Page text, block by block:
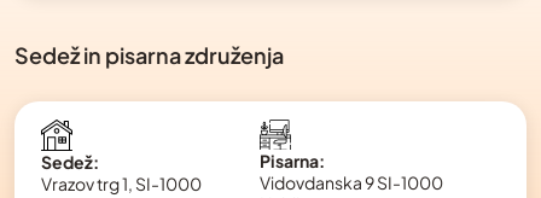
Sedež in pisarna združenja
Sedež:
Vrazov trg 1, SI-1000
Pisarna:
Vidovdanska 9 SI-1000